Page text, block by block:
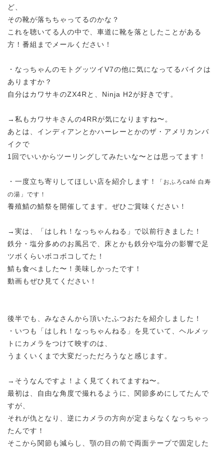
ど、
その靴が落ちちゃってるのかな？
これを聴いてる人の中で、車道に靴を落としたことがある
方！番組までメールください！
・なっちゃんのモトグッツイV7の他に気になってるバイクは
ありますか？
自分はカワサキのZX4Rと、Ninja H2が好きです。
→私もカワサキさんの4RRが気になりますね〜。
あとは、インディアンとかハーレーとかのザ・アメリカンバ
イクで
1回でいいからツーリングしてみたいな〜とは思ってます！
・一度立ち寄りしてほしい店を紹介します！
「おふろcafé 白寿
の湯」です！
養殖鯖の鯖祭を開催してます。ぜひご賞味ください！
→実は、「はしれ！なっちゃんねる」で以前行きました！
鉄分・塩分多めのお風呂で、床とかも鉄分や塩分の影響で足
ツボくらいボコボコしてた！
鯖も食べました〜！美味しかったです！
動画もぜひ見てください！
後半でも、みなさんから頂いたふつおたを紹介しました！
・いつも「はしれ！なっちゃんねる」を見ていて、ヘルメッ
トにカメラをつけて映すのは、
うまくいくまで大変だっただろうなと感じます。
→そうなんですよ！よく見てくれてますね〜。
最初は、自由な角度で撮れるように、関節多めにしてたんで
すが、
それが仇となり、逆にカメラの方向が定まらなくなっちゃっ
たんです！
そこから関節も減らし、顎の目の前で両面テープで固定した